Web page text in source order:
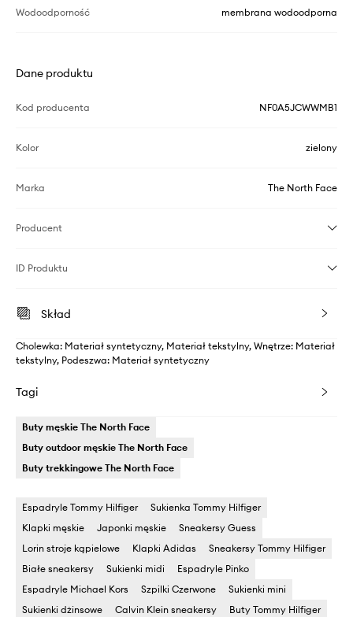
Wodoodporność membrana wodoodporna
Dane produktu
Kod producenta NF0A5JCWWMB1
Kolor zielony
Marka The North Face
Producent
ID Produktu
Skład
Cholewka: Materiał syntetyczny, Materiał tekstylny, Wnętrze: Materiał
tekstylny, Podeszwa: Materiał syntetyczny
Tagi
Buty męskie The North Face
Buty outdoor męskie The North Face
Buty trekkingowe The North Face
Espadryle Tommy Hilfiger
Sukienka Tommy Hilfiger
Klapki męskie
Japonki męskie
Sneakersy Guess
Lorin stroje kąpielowe
Klapki Adidas
Sneakersy Tommy Hilfiger
Białe sneakersy
Sukienki midi
Espadryle Pinko
Espadryle Michael Kors
Szpilki Czerwone
Sukienki mini
Sukienki dżinsowe
Calvin Klein sneakersy Buty Tommy Hilfiger